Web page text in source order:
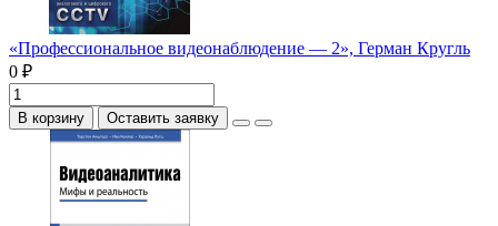
«Профессиональное видеонаблюдение — 2», Герман Кругль
0 ₽
В корзину Оставить заявку